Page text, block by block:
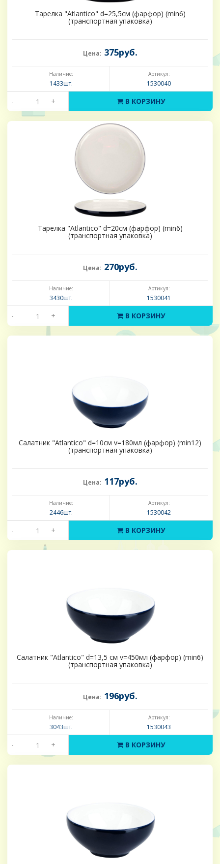
Тарелка "Atlantico" d=25,5см (фарфор) (min6)
(транспортная упаковка)
Цена: 375руб.
Наличие:
1433шт.
Артикул:
1530040
- + В КОРЗИНУ
Тарелка "Atlantico" d=20см (фарфор) (min6)
(транспортная упаковка)
Цена: 270руб.
Наличие:
3430шт.
Артикул:
1530041
- + В КОРЗИНУ
Салатник "Atlantico" d=10см v=180мл (фарфор) (min12)
(транспортная упаковка)
Цена: 117руб.
Наличие:
2446шт.
Артикул:
1530042
- + В КОРЗИНУ
Салатник "Atlantico" d=13,5 см v=450мл (фарфор) (min6)
(транспортная упаковка)
Цена: 196руб.
Наличие:
3043шт.
Артикул:
1530043
- + В КОРЗИНУ